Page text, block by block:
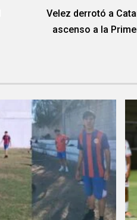
Velez derrotó a
ascenso a la